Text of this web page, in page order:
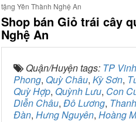
tặng Yên Thành Nghệ An
Shop bán Giỏ trái cây
Nghệ An
Quận/Huyện tags: TP Vinh
Phong, Quỳ Châu, Kỳ Sơn,
Quỳ Hợp, Quỳnh Lưu, Con
Diễn Châu, Đô Lương,
Đàn, Hưng Nguyên, Hoàng